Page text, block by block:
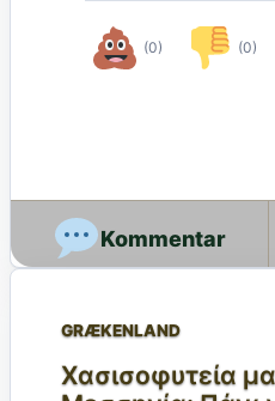
(0) (0)
GRÆKENLAND
Χασισοφυτεία